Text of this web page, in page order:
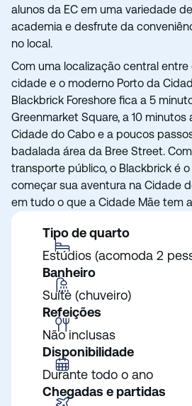
alunos da EC em uma variedade
academia e desfrute da
no local.
Com uma localização central
cidade e o moderno Porto da
Blackbrick Foreshore fica a 5
Greenmarket Square, a 10
Cidade do Cabo e a poucos
badalada área da Bree Street.
transporte público, o Blackbrick é
começar sua aventura na Cidade
em tudo o que a Cidade Mãe tem
Tipo de quarto
Estúdios (acomoda 2
Banheiro
Suíte (chuveiro)
Refeições
Não inclusas
Disponibilidade
Durante todo o ano
Chegadas e partidas